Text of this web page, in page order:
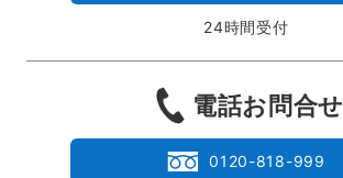
24時間受付
電話お問合せ
0120-818-999